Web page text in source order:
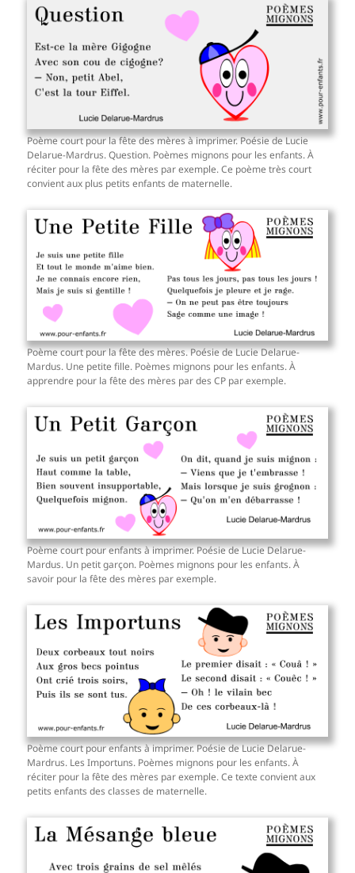
Poème court pour la fête des mères à imprimer. Poésie de Lucie
Delarue-Mardrus. Question. Poèmes mignons pour les enfants. À
réciter pour la fête des mères par exemple. Ce poème très court
convient aux plus petits enfants de maternelle.
Poème court pour la fête des mères. Poésie de Lucie Delarue-
Mardus. Une petite fille. Poèmes mignons pour les enfants. À
apprendre pour la fête des mères par des CP par exemple.
Poème court pour enfants à imprimer. Poésie de Lucie Delarue-
Mardus. Un petit garçon. Poèmes mignons pour les enfants. À
savoir pour la fête des mères par exemple.
Poème court pour enfants à imprimer. Poésie de Lucie Delarue-
Mardrus. Les Importuns. Poèmes mignons pour les enfants. À
réciter pour la fête des mères par exemple. Ce texte convient aux
petits enfants des classes de maternelle.